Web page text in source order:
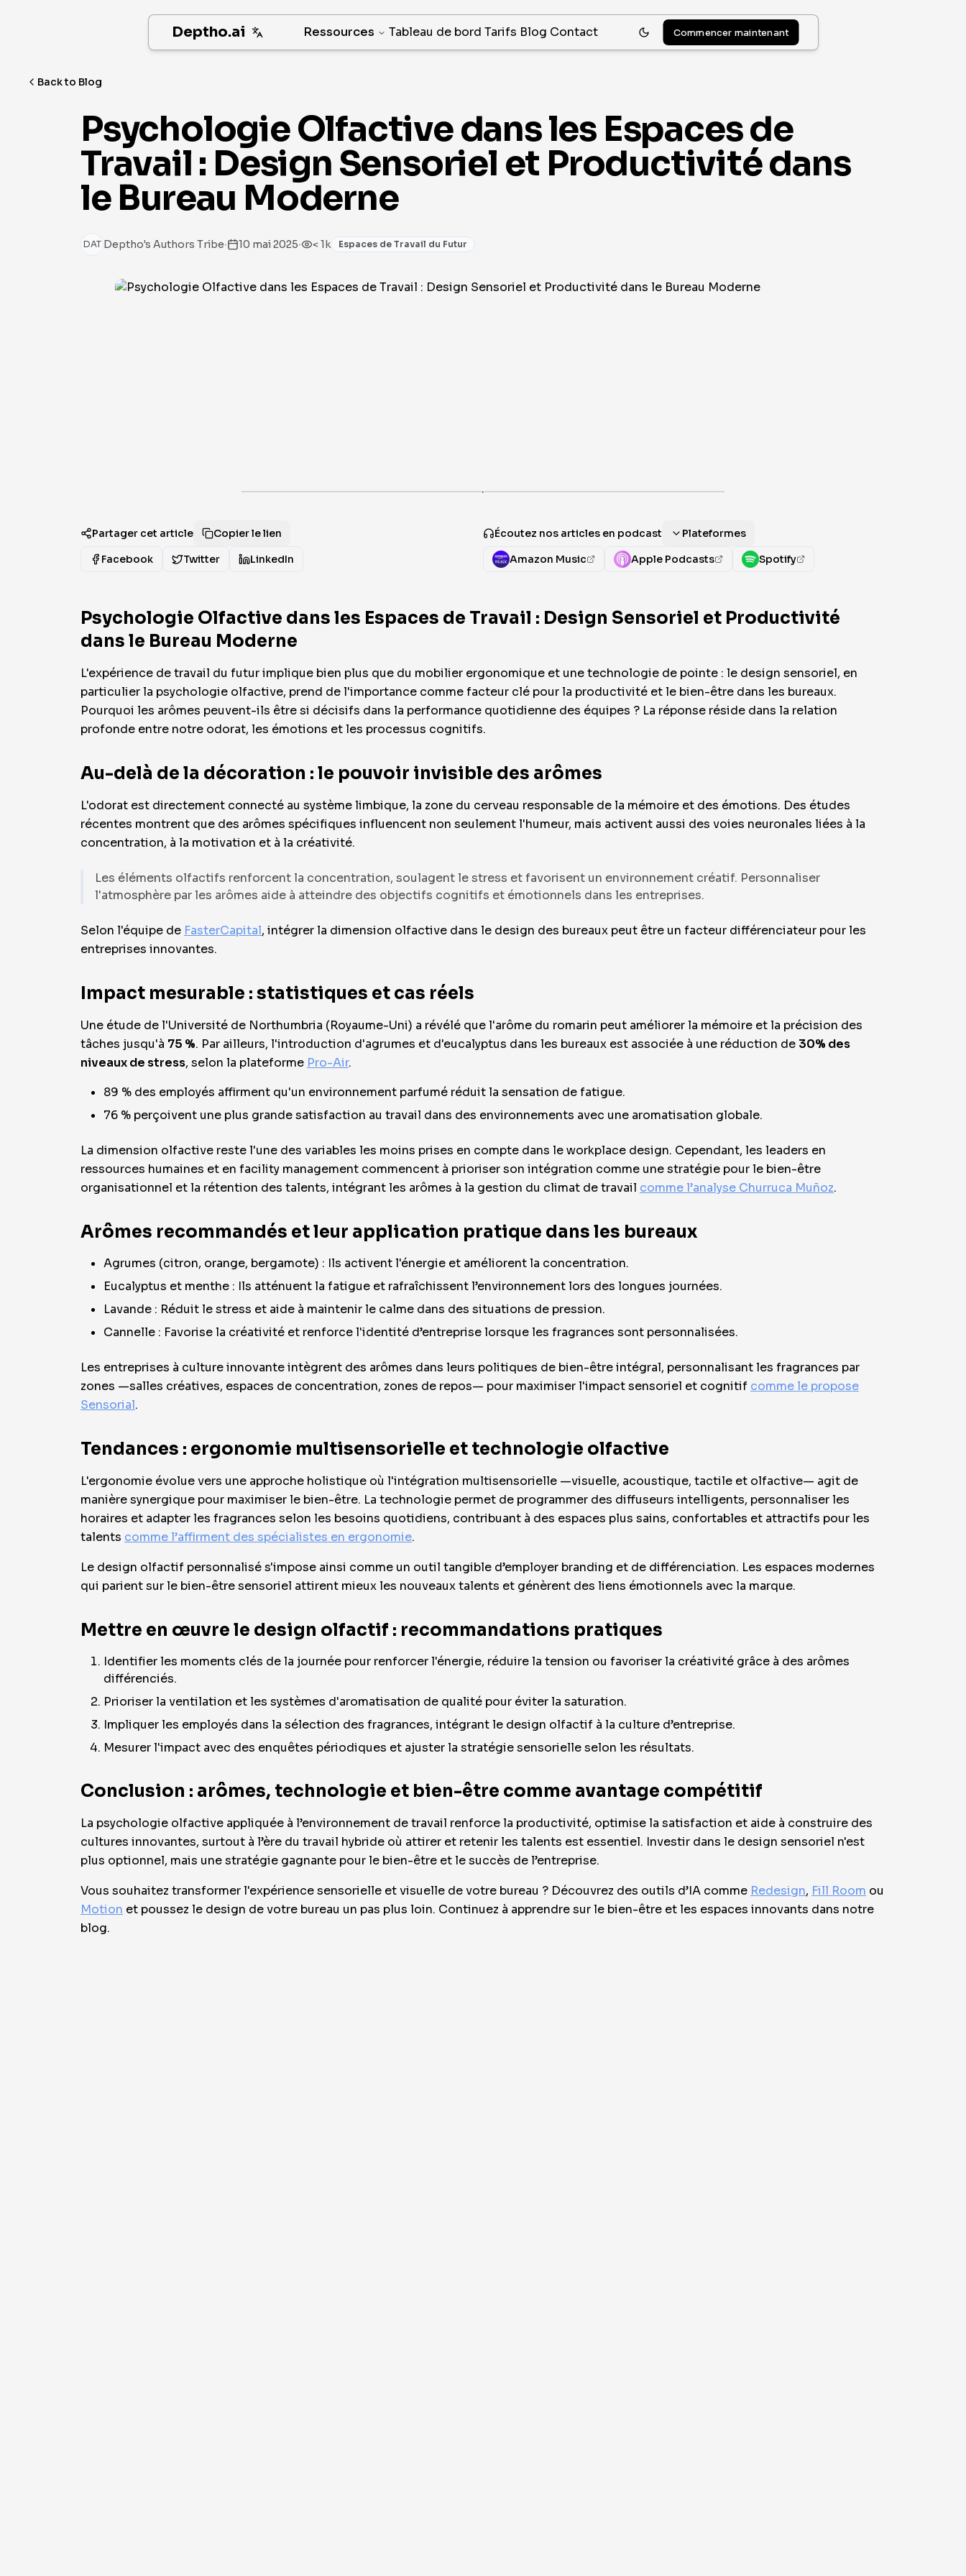
Deptho.ai Ressources Tableau de bord Tarifs Blog Contact Commencer maintenant
Back to Blog
Psychologie Olfactive dans les Espaces de
Travail : Design Sensoriel et Productivité dans
le Bureau Moderne
DAT Deptho's Authors Tribe· 10 mai 2025· < 1k Espaces de Travail du Futur
·
Partager cet article
Copier le lien
Facebook
Twitter LinkedIn
Écoutez nos articles en podcast
Plateformes
Amazon Music
Apple Podcasts Spotify
Psychologie Olfactive dans les Espaces de Travail : Design Sensoriel et Productivité
dans le Bureau Moderne
L'expérience de travail du futur implique bien plus que du mobilier ergonomique et une technologie de pointe : le design sensoriel, en
particulier la psychologie olfactive, prend de l'importance comme facteur clé pour la productivité et le bien-être dans les bureaux.
Pourquoi les arômes peuvent-ils être si décisifs dans la performance quotidienne des équipes ? La réponse réside dans la relation
profonde entre notre odorat, les émotions et les processus cognitifs.
Au-delà de la décoration : le pouvoir invisible des arômes
L'odorat est directement connecté au système limbique, la zone du cerveau responsable de la mémoire et des émotions. Des études
récentes montrent que des arômes spécifiques influencent non seulement l'humeur, mais activent aussi des voies neuronales liées à la
concentration, à la motivation et à la créativité.
Les éléments olfactifs renforcent la concentration, soulagent le stress et favorisent un environnement créatif. Personnaliser
l'atmosphère par les arômes aide à atteindre des objectifs cognitifs et émotionnels dans les entreprises.
Selon l'équipe de FasterCapital, intégrer la dimension olfactive dans le design des bureaux peut être un facteur différenciateur pour les
entreprises innovantes.
Impact mesurable : statistiques et cas réels
Une étude de l'Université de Northumbria (Royaume-Uni) a révélé que l'arôme du romarin peut améliorer la mémoire et la précision des
tâches jusqu'à 75 %. Par ailleurs, l'introduction d'agrumes et d'eucalyptus dans les bureaux est associée à une réduction de 30% des
niveaux de stress, selon la plateforme Pro-Air.
89 % des employés affirment qu'un environnement parfumé réduit la sensation de fatigue.
76 % perçoivent une plus grande satisfaction au travail dans des environnements avec une aromatisation globale.
La dimension olfactive reste l'une des variables les moins prises en compte dans le workplace design. Cependant, les leaders en
ressources humaines et en facility management commencent à prioriser son intégration comme une stratégie pour le bien-être
organisationnel et la rétention des talents, intégrant les arômes à la gestion du climat de travail comme l’analyse Churruca Muñoz.
Arômes recommandés et leur application pratique dans les bureaux
Agrumes (citron, orange, bergamote) : Ils activent l'énergie et améliorent la concentration.
Eucalyptus et menthe : Ils atténuent la fatigue et rafraîchissent l’environnement lors des longues journées.
Lavande : Réduit le stress et aide à maintenir le calme dans des situations de pression.
Cannelle : Favorise la créativité et renforce l'identité d’entreprise lorsque les fragrances sont personnalisées.
Les entreprises à culture innovante intègrent des arômes dans leurs politiques de bien-être intégral, personnalisant les fragrances par
zones —salles créatives, espaces de concentration, zones de repos— pour maximiser l'impact sensoriel et cognitif comme le propose
Sensorial.
Tendances : ergonomie multisensorielle et technologie olfactive
L'ergonomie évolue vers une approche holistique où l'intégration multisensorielle —visuelle, acoustique, tactile et olfactive— agit de
manière synergique pour maximiser le bien-être. La technologie permet de programmer des diffuseurs intelligents, personnaliser les
horaires et adapter les fragrances selon les besoins quotidiens, contribuant à des espaces plus sains, confortables et attractifs pour les
talents comme l’affirment des spécialistes en ergonomie.
Le design olfactif personnalisé s'impose ainsi comme un outil tangible d’employer branding et de différenciation. Les espaces modernes
qui parient sur le bien-être sensoriel attirent mieux les nouveaux talents et génèrent des liens émotionnels avec la marque.
Mettre en œuvre le design olfactif : recommandations pratiques
Identifier les moments clés de la journée pour renforcer l'énergie, réduire la tension ou favoriser la créativité grâce à des arômes
différenciés.
Prioriser la ventilation et les systèmes d'aromatisation de qualité pour éviter la saturation.
Impliquer les employés dans la sélection des fragrances, intégrant le design olfactif à la culture d’entreprise.
Mesurer l'impact avec des enquêtes périodiques et ajuster la stratégie sensorielle selon les résultats.
Conclusion : arômes, technologie et bien-être comme avantage compétitif
La psychologie olfactive appliquée à l’environnement de travail renforce la productivité, optimise la satisfaction et aide à construire des
cultures innovantes, surtout à l’ère du travail hybride où attirer et retenir les talents est essentiel. Investir dans le design sensoriel n'est
plus optionnel, mais une stratégie gagnante pour le bien-être et le succès de l’entreprise.
Vous souhaitez transformer l'expérience sensorielle et visuelle de votre bureau ? Découvrez des outils d’IA comme Redesign, Fill Room ou
Motion et poussez le design de votre bureau un pas plus loin. Continuez à apprendre sur le bien-être et les espaces innovants dans notre
blog.